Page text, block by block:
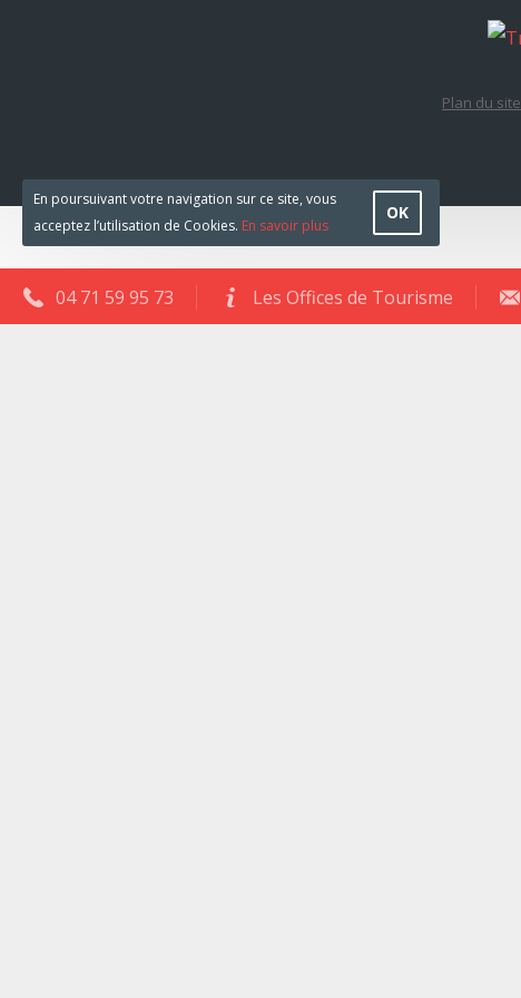
Plan du site
04 71 59 95 73 Les Offices de Tourisme
En poursuivant votre navigation sur ce site, vous
acceptez l’utilisation de Cookies. En savoir plus
OK